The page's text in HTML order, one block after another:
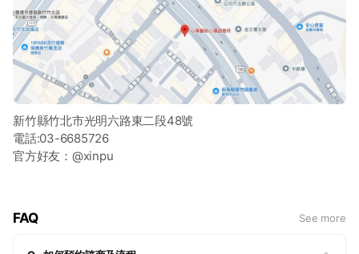
新竹縣竹北市光明六路東二段48號
電話:03-6685726
官方好友：@xinpu
FAQ See more